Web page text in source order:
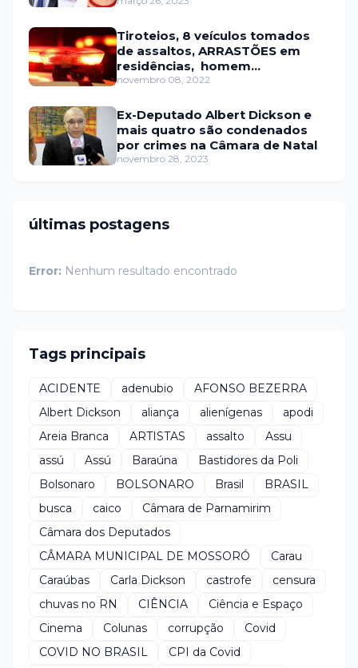
Tiroteios, 8 veículos tomados
de assaltos, ARRASTÕES em
residências, homem
encontrado morto
novembro 08, 2022
Ex-Deputado Albert Dickson e
mais quatro são condenados
por crimes na Câmara de Natal
novembro 28, 2023
últimas postagens
Error: Nenhum resultado encontrado
Tags principais
ACIDENTE adenubio
AFONSO BEZERRA
Albert Dickson
aliança alienígenas
apodi
Areia Branca
ARTISTAS assalto
Assu
assú
Assú Baraúna
Bastidores da Poli
Bolsonaro
BOLSONARO Brasil
BRASIL
busca
caico
Câmara de Parnamirim
Câmara dos Deputados
CÂMARA MUNICIPAL DE MOSSORÓ
Carau
Caraúbas
Carla Dickson castrofe
censura
chuvas no RN
CIÊNCIA
Ciência e Espaço
Cinema
Colunas corrupção
Covid
COVID NO BRASIL
CPI da Covid